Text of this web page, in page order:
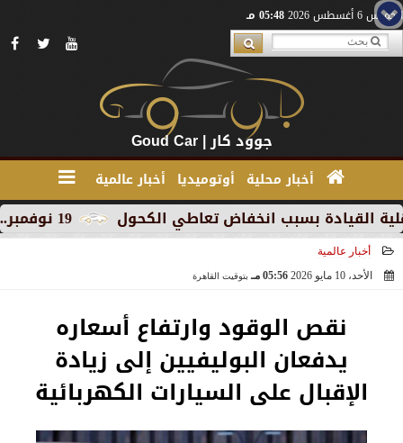
الخميس 6 أغسطس 2026 05:48 مـ
جوود كار | Goud Car
أخبار محلية أوتوميديا أخبار عالمية
19 نوفمبر.. إنطلاق 《أوتو إكس》 أكبر معرض لموزعين السيارات المعتمدين في مصر بسبب انخفاض تعاطي الكحول
أخبار عالمية
الأحد، 10 مايو 2026
05:56 مـ بتوقيت القاهرة
نقص الوقود وارتفاع أسعاره
يدفعان البوليفيين إلى زيادة
الإقبال على السيارات الكهربائية